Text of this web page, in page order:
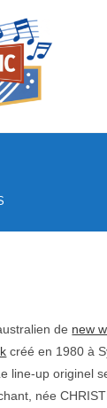
de new
créé en 1980 à
line-up originel
née